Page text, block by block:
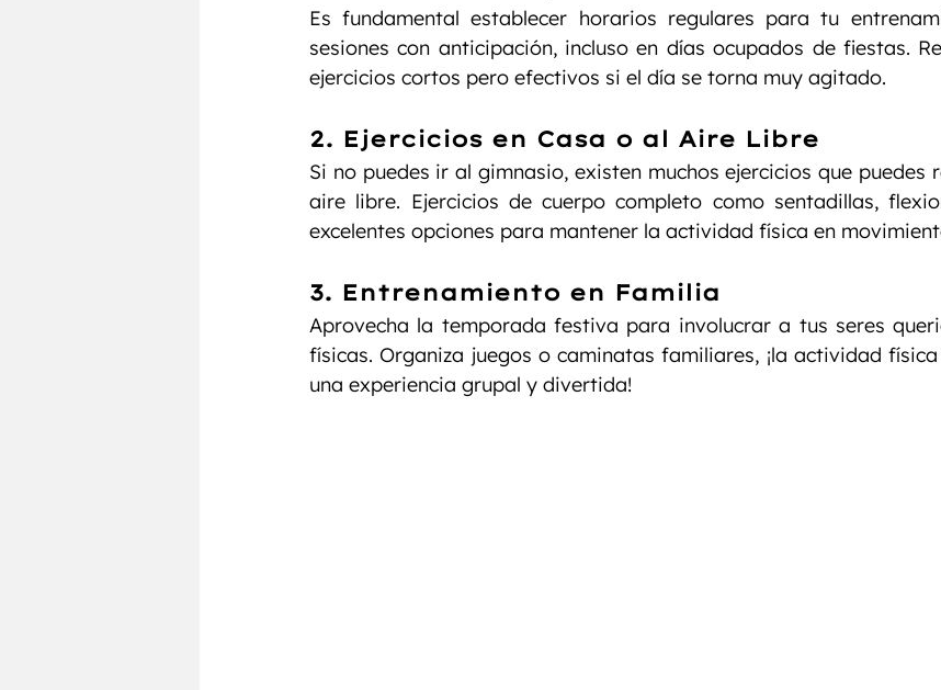
Es fundamental establecer horarios regulares para tu
sesiones con anticipación, incluso en días ocupados de fiestas.
ejercicios cortos pero efectivos si el día se torna muy agitado.
2. Ejercicios en Casa o al Aire Libre
Si no puedes ir al gimnasio, existen muchos ejercicios que puedes
aire libre. Ejercicios de cuerpo completo como sentadillas,
excelentes opciones para mantener la actividad física en
3. Entrenamiento en Familia
Aprovecha la temporada festiva para involucrar a tus seres
físicas. Organiza juegos o caminatas familiares, ¡la actividad
una experiencia grupal y divertida!